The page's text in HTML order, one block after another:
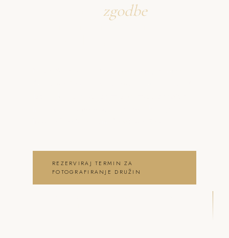
zgodbe
o fotografiranje družin
REZERVIRAJ TERMIN ZA
FOTOGRAFIRANJE DRUŽIN